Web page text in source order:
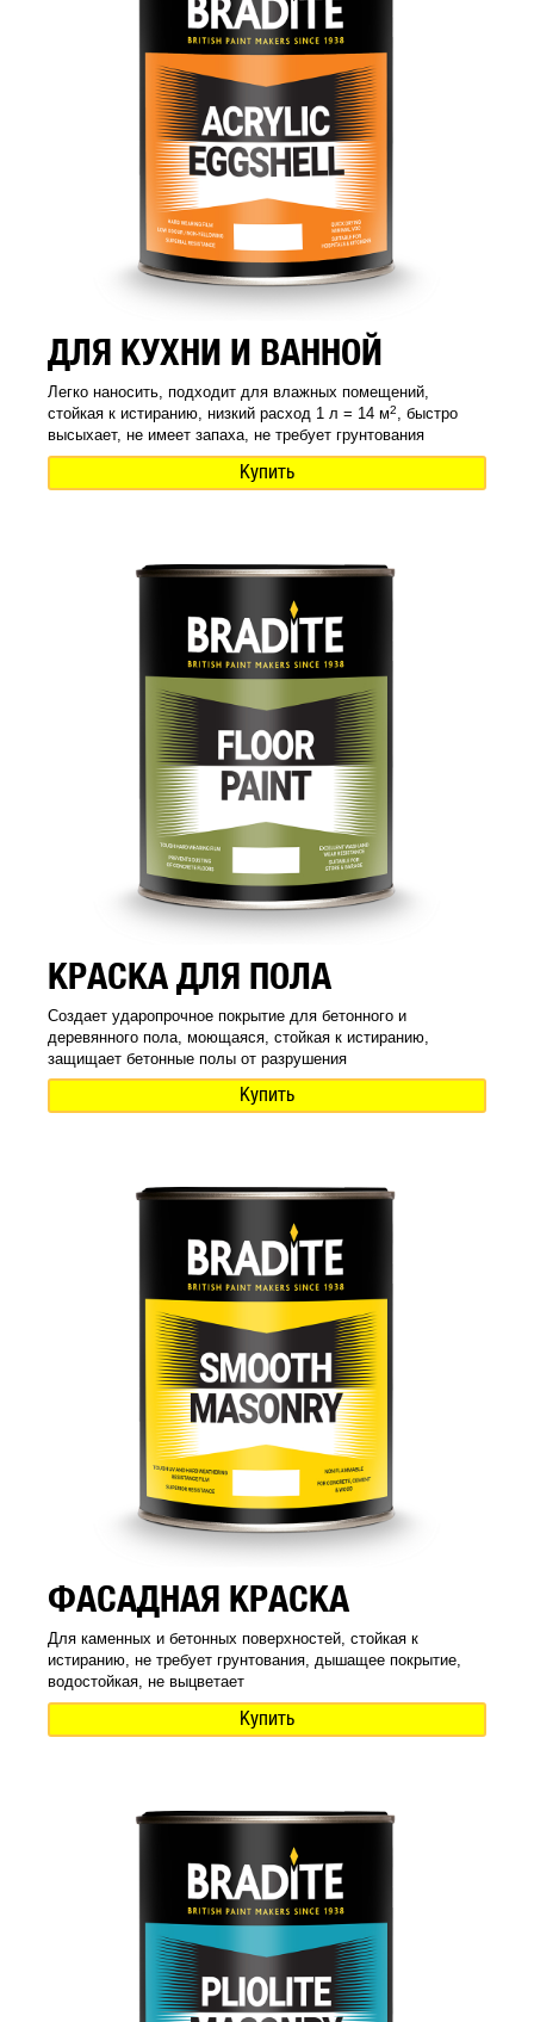
ДЛЯ КУХНИ И ВАННОЙ
Легко наносить, подходит для влажных помещений,
стойкая к истиранию, низкий расход 1 л = 14 м2, быстро
высыхает, не имеет запаха, не требует грунтования
Купить
КРАСКА ДЛЯ ПОЛА
Создает ударопрочное покрытие для бетонного и
деревянного пола, моющаяся, стойкая к истиранию,
защищает бетонные полы от разрушения
Купить
ФАСАДНАЯ КРАСКА
Для каменных и бетонных поверхностей, стойкая к
истиранию, не требует грунтования, дышащее покрытие,
водостойкая, не выцветает
Купить